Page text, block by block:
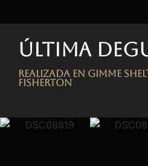
Última
Realizada en Gimme
FISHERTON